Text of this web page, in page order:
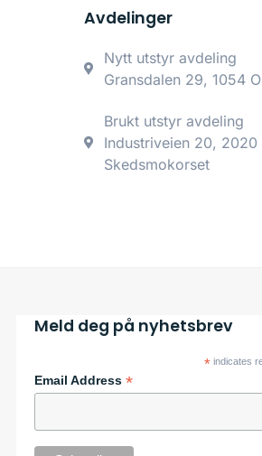
Avdelinger
Nytt utstyr avdeling
Gransdalen 29, 1054
Brukt utstyr avdeling
Industriveien 20, 2020
Skedsmokorset
Meld deg på nyhetsbrev
* indicates
Email Address*